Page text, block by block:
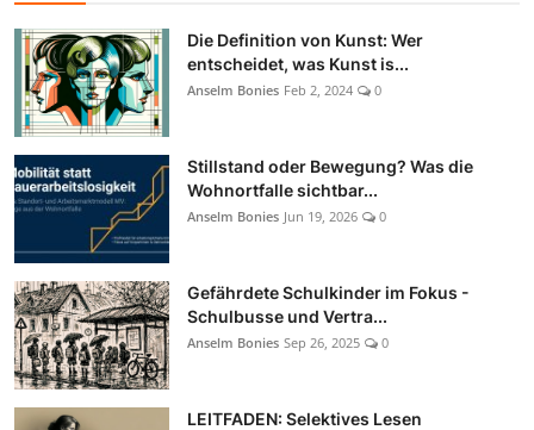
Die Definition von Kunst: Wer
entscheidet, was Kunst is...
Anselm Bonies Feb 2, 2024 0
Stillstand oder Bewegung? Was die
Wohnortfalle sichtbar...
Anselm Bonies Jun 19, 2026 0
Gefährdete Schulkinder im Fokus -
Schulbusse und Vertra...
Anselm Bonies Sep 26, 2025 0
LEITFADEN: Selektives Lesen